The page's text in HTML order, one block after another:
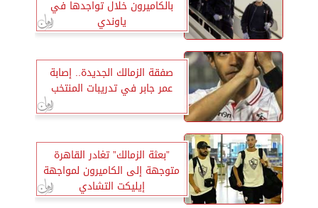
بالكاميرون خلال تواجدها في
ياوندي
صفقة الزمالك الجديدة.. إصابة
عمر جابر في تدريبات المنتخب
”بعثة الزمالك” تغادر القاهرة
متوجهة إلى الكاميرون لمواجهة
إيليكت التشادي